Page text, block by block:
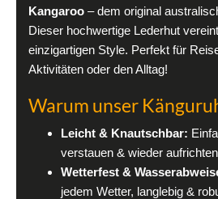
Kangaroo – dem original
Dieser hochwertige Lederhut
einzigartigen Style. Perfekt für
Aktivitäten oder den Alltag!
Warum unser
Leicht & Knautschbar:
verstauen & wieder
Wetterfest &
jedem Wetter, langlebig &